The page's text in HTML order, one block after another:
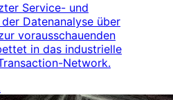
Service- und
Datenanalyse über
vorausschauenden
in das industrielle
Network.